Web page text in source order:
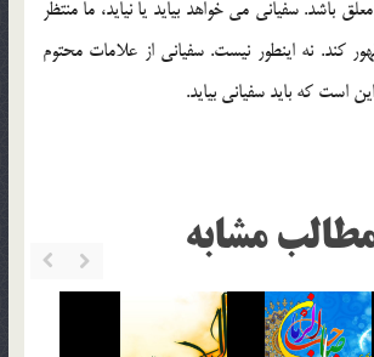
باشد. سفیانی می خواهد بیاید یا نیاید، ما منتظر
کند. نه اینطور نیست. سفیانی از علامات محتوم
است که باید سفیانی بیاید.
مشابه